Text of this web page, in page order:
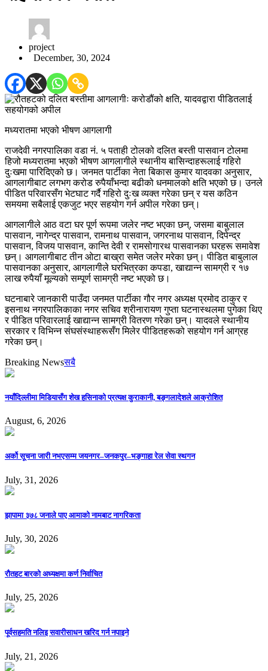
project
December, 30, 2024
मध्यरातमा भएको भीषण आगलागी
राजदेवी नगरपालिका वडा नं. ५ पताही टोलको दलित बस्ती पासवान टोलमा
हिजो मध्यरातमा भएको भीषण आगलागीले स्थानीय बासिन्दाहरूलाई गहिरो
दुःखमा पारिदिएको छ। जनमत पार्टीका नेता बिकास कुमार यादवका अनुसार,
आगलागीबाट लगभग करोड रुपैयाँभन्दा बढीको धनमालको क्षति भएको छ। उनले
पीडित परिवारसँग भेटघाट गर्दै गहिरो दुःख व्यक्त गरेका छन् र यस कठिन
समयमा सबैलाई एकजुट भएर सहयोग गर्न अपील गरेका छन्।
आगलागीले आठ वटा घर पूर्ण रूपमा जलेर नष्ट भएका छन्, जसमा बाबुलाल
पासवान, नागेन्द्र पासवान, रामनाथ पासवान, जगरनाथ पासवान, दिपेन्द्र
पासवान, विजय पासवान, कान्ति देवी र रामसोगारथ पासवानका घरहरू समावेश
छन्। आगलागीबाट तीन ओटा बाख्रा समेत जलेर मरेका छन्। पीडित बाबुलाल
पासवानका अनुसार, आगलागीले घरभित्रका कपडा, खाद्यान्न सामग्री र १७
लाख रुपैयाँ मूल्यको सम्पूर्ण सामग्री नष्ट भएको छ।
घटनाबारे जानकारी पाउँदा जनमत पार्टीका गौर नगर अध्यक्ष प्रमोद ठाकुर र
इसनाथ नगरपालिकाका नगर सचिव श्रीनारायण गुप्ता घटनास्थलमा पुगेका थिए
र पीडित परिवारलाई खाद्यान्न सामग्री वितरण गरेका छन्। यादवले स्थानीय
सरकार र विभिन्न संघसंस्थाहरूसँग मिलेर पीडितहरूको सहयोग गर्न आग्रह
गरेका छन्।
Breaking Newsसबै
नयाँदिल्लीमा मिडियासँग शेख हसिनाको प्रत्यक्ष कुराकानी, बङ्गलादेशले आक्रोशित
August, 6, 2026
अर्को सूचना जारी नभएसम्म जयनगर–जनकपुर–भङ्गाहा रेल सेवा स्थगन
July, 31, 2026
झापामा ३७८ जनाले पाए आमाको नामबाट नागरिकता
July, 30, 2026
रौतहट बारको अध्यक्षमा कर्ण निर्वाचित
July, 25, 2026
पूर्वसहमति नलिइ सवारीसाधन खरिद गर्न नपाइने
July, 21, 2026